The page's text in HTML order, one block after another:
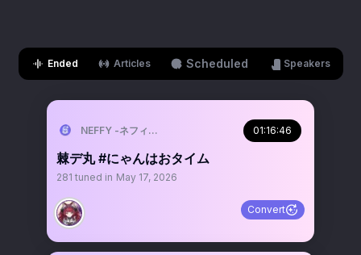
Ended Articles Scheduled Speakers
NEFFY -ネフィ-（VALIS） 01:16:46
棘デ丸 #にゃんはおタイム
281 tuned in May 17, 2026
Convert